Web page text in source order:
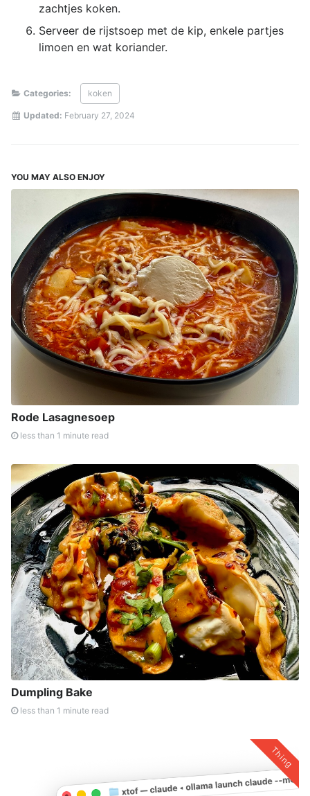
zachtjes koken.
Serveer de rijstsoep met de kip, enkele partjes
limoen en wat koriander.
Categories: koken
Updated: February 27, 2024
YOU MAY ALSO ENJOY
Rode Lasagnesoep
less than 1 minute read
Dumpling Bake
less than 1 minute read
Thing